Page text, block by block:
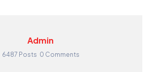
Admin
6487 Posts 0 Comments